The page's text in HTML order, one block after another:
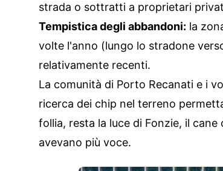
strada o sottratti a proprietari
Tempistica degli abbandoni: la
volte l'anno (lungo lo stradone
relativamente recenti.
La comunità di Porto Recanati e i
ricerca dei chip nel terreno
follia, resta la luce di Fonzie, il
avevano più voce.